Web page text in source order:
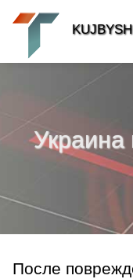
Украина
После